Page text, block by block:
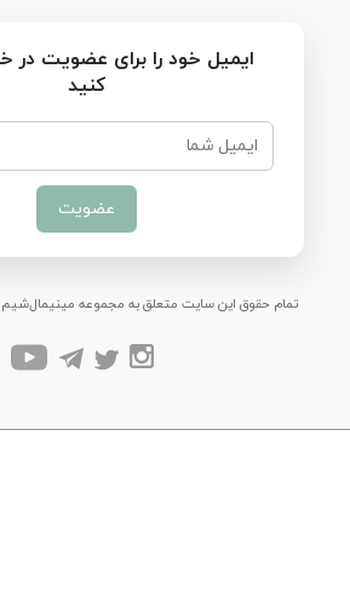
تمام حقوق این سایت متعلق به مجموعه مینیمال‌شیم می باشد
ایمیل خود را برای عضویت در
کنید
عضویت